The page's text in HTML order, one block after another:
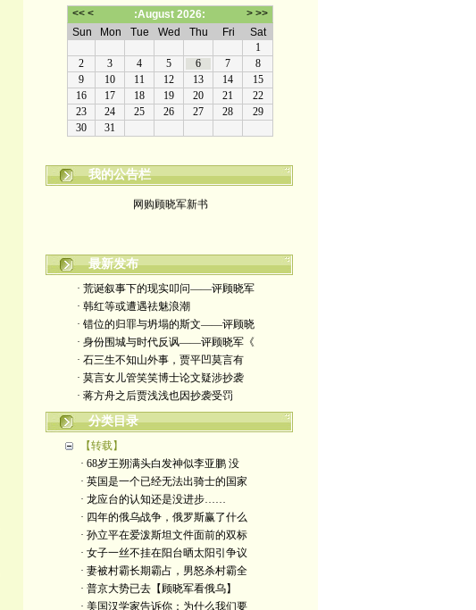
我的公告栏
最新发布
· 荒诞叙事下的现实叩问——评顾晓军
· 韩红等或遭遇祛魅浪潮
· 错位的归罪与坍塌的斯文——评顾晓
· 身份围城与时代反讽——评顾晓军《
· 石三生不知山外事，贾平凹莫言有
· 莫言女儿管笑笑博士论文疑涉抄袭
· 蒋方舟之后贾浅浅也因抄袭受罚
分类目录
【转载】
· 68岁王朔满头白发神似李亚鹏 没
· 英国是一个已经无法出骑士的国家
· 龙应台的认知还是没进步……
· 四年的俄乌战争，俄罗斯赢了什么
· 孙立平在爱泼斯坦文件面前的双标
· 女子一丝不挂在阳台晒太阳引争议
· 妻被村霸长期霸占，男怒杀村霸全
· 普京大势已去【顾晓军看俄乌】
· 美国汉学家告诉你：为什么我们要